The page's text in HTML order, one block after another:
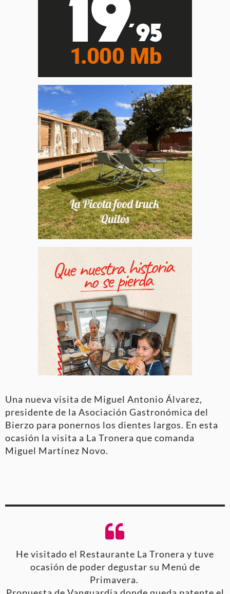
Una nueva visita de Miguel Antonio Álvarez,
presidente de la Asociación Gastronómica del
Bierzo para ponernos los dientes largos. En esta
ocasión la visita a La Tronera que comanda
Miguel Martínez Novo.
He visitado el Restaurante La Tronera y tuve
ocasión de poder degustar su Menú de
Primavera.